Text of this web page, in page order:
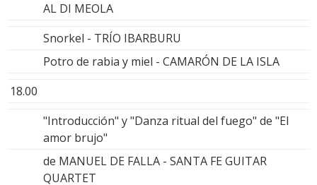
AL DI MEOLA
Snorkel - TRÍO IBARBURU
Potro de rabia y miel - CAMARÓN DE LA ISLA
18.00
"Introducción" y "Danza ritual del fuego" de "El
amor brujo"
de MANUEL DE FALLA - SANTA FE GUITAR
QUARTET